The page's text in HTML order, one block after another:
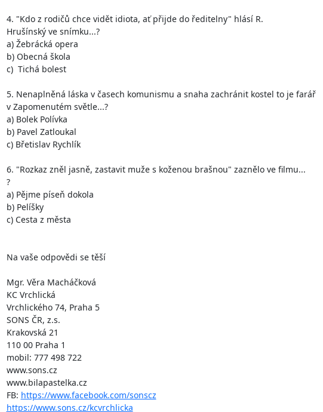
4. "Kdo z rodičů chce vidět idiota, ať přijde do ředitelny" hlásí R.
Hrušínský ve snímku...?
a) Žebrácká opera
b) Obecná škola
c)  Tichá bolest
5. Nenaplněná láska v časech komunismu a snaha zachránit kostel to je farář
v Zapomenutém světle...?
a) Bolek Polívka
b) Pavel Zatloukal
c) Břetislav Rychlík
6. "Rozkaz zněl jasně, zastavit muže s koženou brašnou" zaznělo ve filmu...
?
a) Pějme píseň dokola
b) Pelíšky
c) Cesta z města
Na vaše odpovědi se těší
Mgr. Věra Macháčková
KC Vrchlická
Vrchlického 74, Praha 5
SONS ČR, z.s.
Krakovská 21
110 00 Praha 1
mobil: 777 498 722
www.sons.cz
www.bilapastelka.cz
FB: https://www.facebook.com/sonscz
https://www.sons.cz/kcvrchlicka